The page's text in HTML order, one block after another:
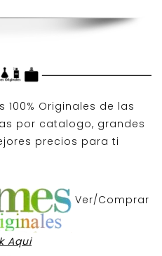
100% Originales de las
por catalogo, grandes
precios para ti
Ver/Comprar
Aqui